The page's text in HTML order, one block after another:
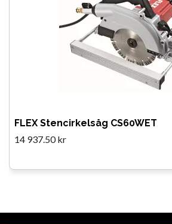
FLEX Stencirkelsåg CS60WET
14 937.50 kr